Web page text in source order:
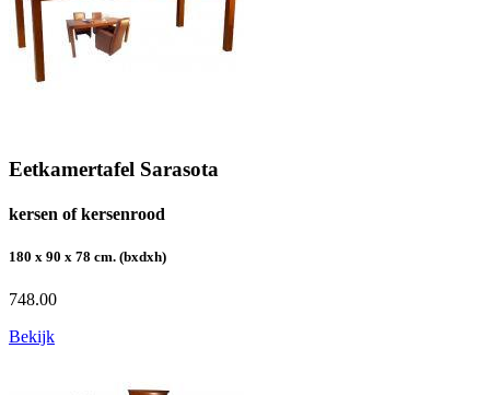
Eetkamertafel Sarasota
kersen of kersenrood
180 x 90 x 78 cm. (bxdxh)
748.00
Bekijk